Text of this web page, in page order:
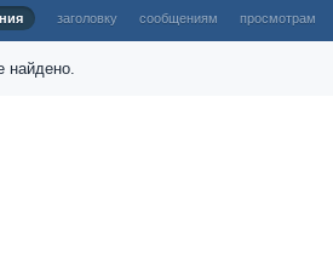
заголовку сообщениям просмотрам
найдено.